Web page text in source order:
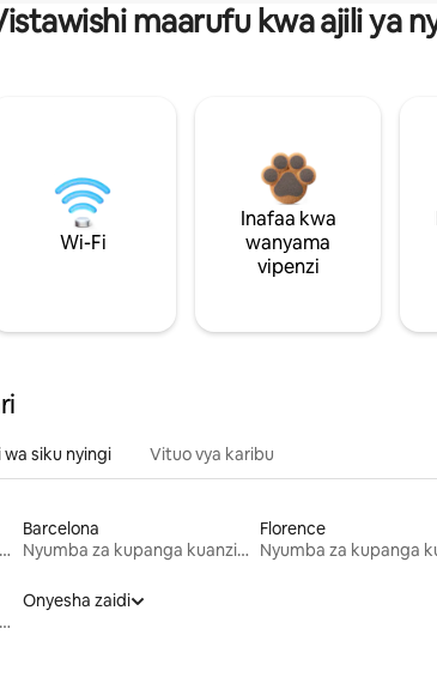
maarufu kwa ajili ya
Wi-Fi
Inafaa kwa
wanyama
vipenzi
siku nyingi Vituo vya karibu
Nyumba za kupanga kuanzia mwezi mmoja
Barcelona
Nyumba za kupanga kuanzia mwezi mmoja
Florence
Nyumba za kupanga kuanzia mwezi mmoja
Onyesha zaidi